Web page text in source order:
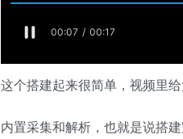
这个搭建起来很简单，视频里给
内置采集和解析，也就是说搭